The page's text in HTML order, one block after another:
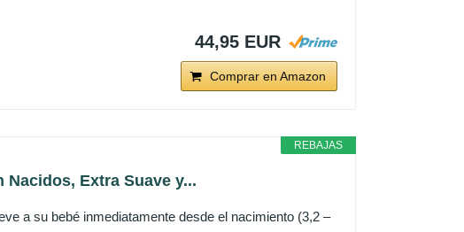
44,95 EUR
Comprar en Amazon
REBAJAS
Extra Suave y...
a su bebé inmediatamente desde el nacimiento (3,2 –